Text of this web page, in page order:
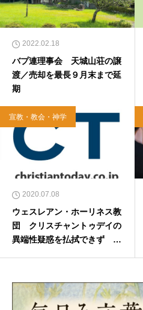
2022.02.18
バプ連理事会 天城山荘の譲
渡／売却を最長９月末まで延
期
宣教・教会・神学
2020.07.08
ウェスレアン・ホーリネス教
団 クリスチャントゥデイの
異端性疑惑を払拭できず 一